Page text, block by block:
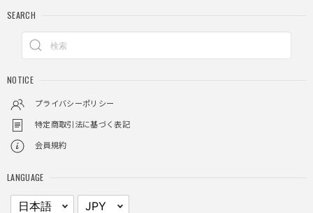
リティ
る。特に腕周りがいい感じ。
SEARCH
NOTICE
プライバシーポリシー
特定商取引法に基づく表記
会員規約
LANGUAGE